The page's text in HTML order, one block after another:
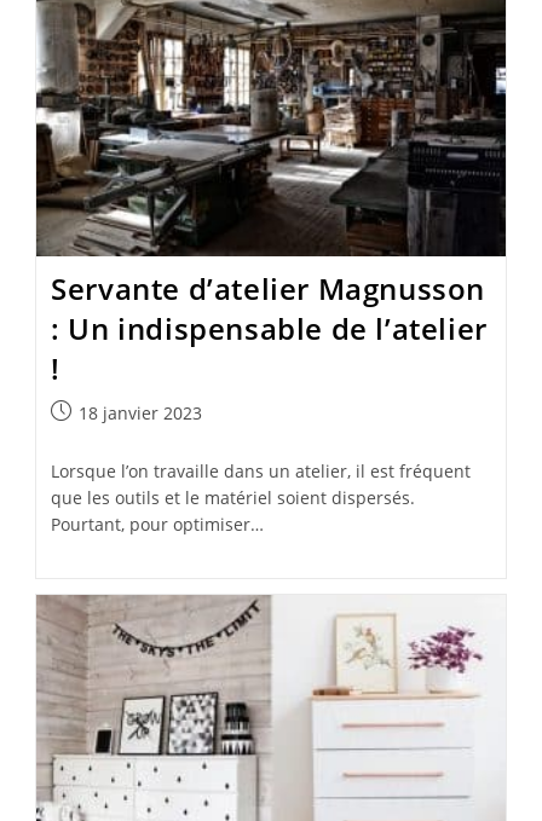
Servante d’atelier Magnusson
: Un indispensable de l’atelier
!
Publication
18 janvier 2023
Lorsque l’on travaille dans un atelier, il est fréquent
que les outils et le matériel soient dispersés.
Pourtant, pour optimiser…